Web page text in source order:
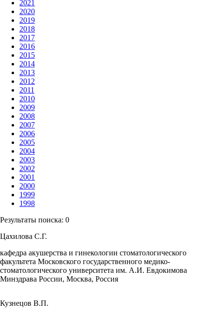
2021
2020
2019
2018
2017
2016
2015
2014
2013
2012
2011
2010
2009
2008
2007
2006
2005
2004
2003
2002
2001
2000
1999
1998
Результаты поиска: 0
Цахилова С.Г.
кафедра акушерства и гинекологии стоматологического
факультета Московского государственного медико-
стоматологического университета им. А.И. Евдокимова
Минздрава России, Москва, Россия
Кузнецов В.П.